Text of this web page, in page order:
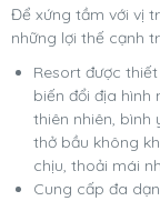
Để xứng tầm với vị
những lợi thế cạnh
Resort được
biến đổi địa hình
thiên nhiên, bình
thở bầu không
chịu, thoải mái
Cung cấp đa